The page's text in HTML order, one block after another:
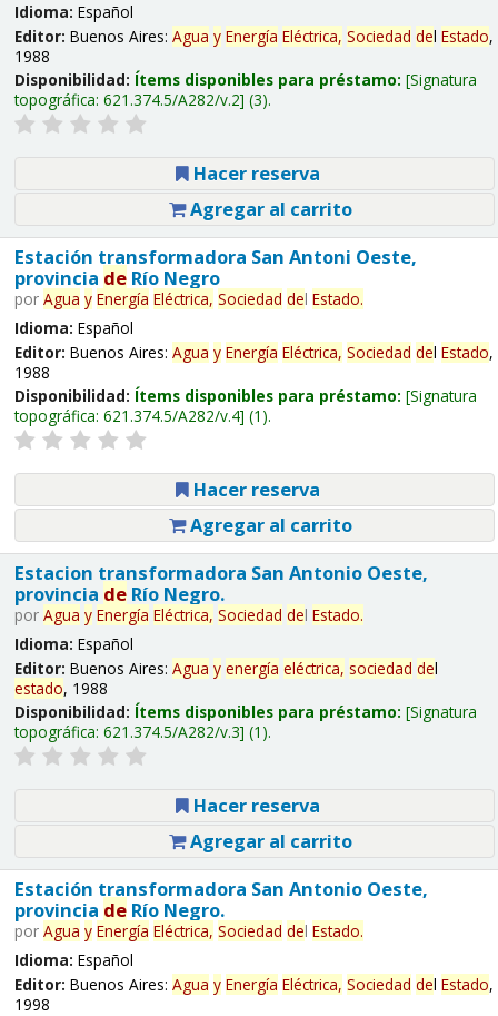
Idioma: Español
Editor: Buenos Aires: Agua y Energía Eléctrica, Sociedad del Estado,
1988
Disponibilidad: Ítems disponibles para préstamo: Signatura
topográfica: 621.374.5/A282/v.2 (3).
Hacer reserva
Agregar al carrito
Estación transformadora San Antoni Oeste,
provincia deRío Negro
por Agua y Energía Eléctrica, Sociedad del Estado.
Idioma: Español
Editor: Buenos Aires: Agua y Energía Eléctrica, Sociedad del Estado,
1988
Disponibilidad: Ítems disponibles para préstamo: Signatura
topográfica: 621.374.5/A282/v.4 (1).
Hacer reserva
Agregar al carrito
Estacion transformadora San Antonio Oeste,
provincia deRío Negro.
por Agua y Energía Eléctrica, Sociedad del Estado.
Idioma: Español
Editor: Buenos Aires: Agua y energía eléctrica, sociedad del
estado, 1988
Disponibilidad: Ítems disponibles para préstamo: Signatura
topográfica: 621.374.5/A282/v.3 (1).
Hacer reserva
Agregar al carrito
Estación transformadora San Antonio Oeste,
provincia deRío Negro.
por Agua y Energía Eléctrica, Sociedad del Estado.
Idioma: Español
Editor: Buenos Aires: Agua y Energía Eléctrica, Sociedad del Estado,
1998